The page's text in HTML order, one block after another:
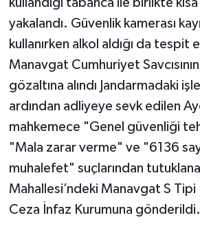
kullandığı tabanca ile birlikte
yakalandı. Güvenlik kamerası
kullanırken alkol aldığı da tespit
Manavgat Cumhuriyet
gözaltına alındı Jandarmadaki
ardından adliyeye sevk edilen
mahkemece "Genel güvenliği
"Mala zarar verme" ve "6136
muhalefet" suçlarından
Mahallesi’ndeki Manavgat S Tipi
Ceza İnfaz Kurumuna gönderildi.